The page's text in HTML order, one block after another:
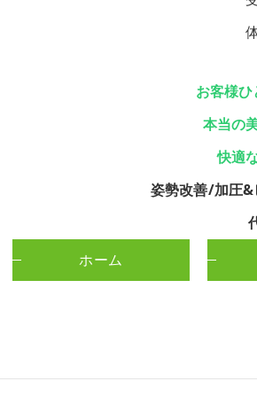
お客様
本当の
快適
姿勢改善/加圧
ホーム